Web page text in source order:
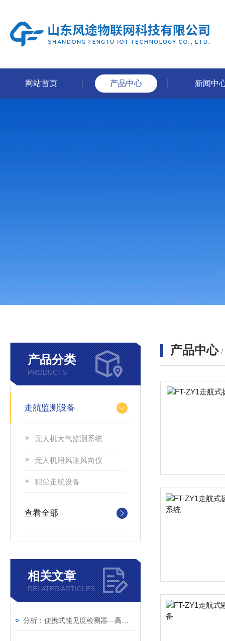
网站首页 产品中心 新闻中
产品分类
PRODUCTS
走航监测设备
无人机大气监测系统
无人机用风速风向仪
积尘走航设备
查看全部
相关文章
RELATED ARTICLES
产品中心 /